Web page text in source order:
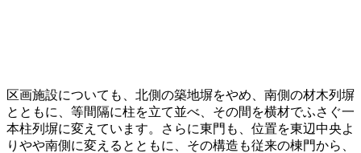
区画施設についても、北側の築地塀をやめ、南側の材木列塀
とともに、等間隔に柱を立て並べ、その間を横材でふさぐ一
本柱列塀に変えています。さらに東門も、位置を東辺中央よ
りやや南側に変えるとともに、その構造も従来の棟門から、